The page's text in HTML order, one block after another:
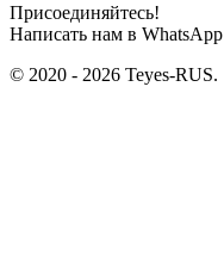
Присоединяйтесь!
Написать нам в WhatsApp
© 2020 - 2026 Teyes-RUS.